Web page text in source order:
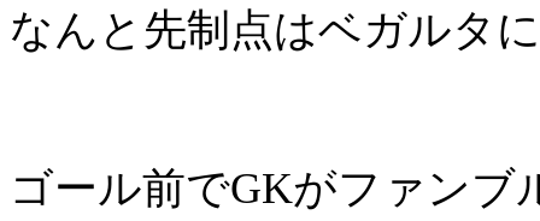
なんと先制点はベガルタ
ゴール前でGKがファンブ